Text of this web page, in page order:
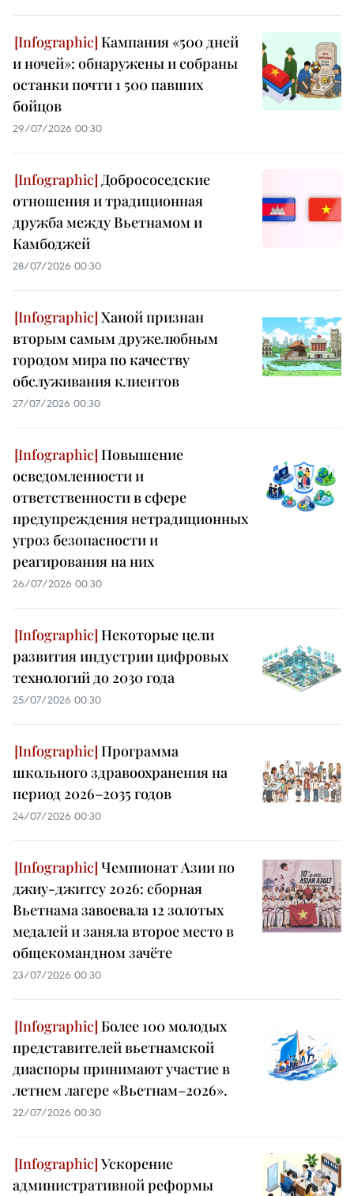
Кампания «500 дней
и ночей»: обнаружены и собраны
останки почти 1 500 павших
бойцов
29/07/2026 00:30
Добрососедские
отношения и традиционная
дружба между Вьетнамом и
Камбоджей
28/07/2026 00:30
Ханой признан
вторым самым дружелюбным
городом мира по качеству
обслуживания клиентов
27/07/2026 00:30
Повышение
осведомленности и
ответственности в сфере
предупреждения нетрадиционных
угроз безопасности и
реагирования на них
26/07/2026 00:30
Некоторые цели
развития индустрии цифровых
технологий до 2030 года
25/07/2026 00:30
Программа
школьного здравоохранения на
период 2026–2035 годов
24/07/2026 00:30
Чемпионат Азии по
джиу-джитсу 2026: сборная
Вьетнама завоевала 12 золотых
медалей и заняла второе место в
общекомандном зачёте
23/07/2026 00:30
Более 100 молодых
представителей вьетнамской
диаспоры принимают участие в
летнем лагере «Вьетнам–2026».
22/07/2026 00:30
Ускорение
административной реформы